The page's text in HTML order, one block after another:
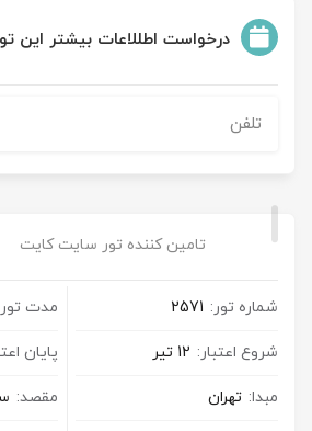
درخواست اطللاعات بیشتر این
تامین کننده تور سایت کایت
شماره تور: 2571 مدت
شروع اعتبار: 12 تیر پایان
مبدا: تهران مقصد: